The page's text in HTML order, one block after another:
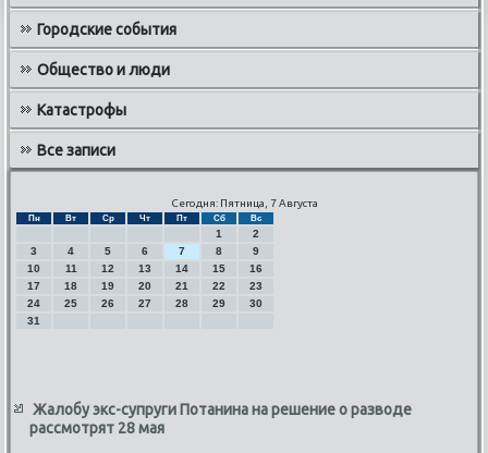
Городские события
Общество и люди
Катастрофы
Все записи
Сегодня: Пятница, 7 Августа
Пн Вт Ср Чт Пт Сб Вс
1
2
3
4 5 6 7 8
9
10
11 12 13 14 15
16
17
18 19 20 21 22
23
24
25 26 27 28 29
30
31
Жалобу экс-супруги Потанина на решение о разводе
рассмотрят 28 мая